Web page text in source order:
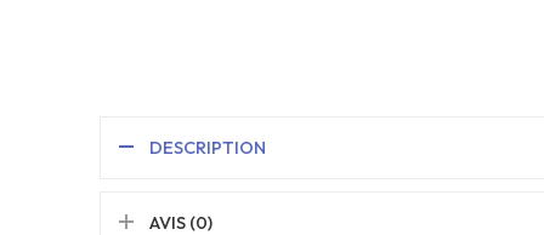
DESCRIPTION
AVIS (0)